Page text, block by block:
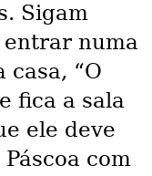
Sigam
entrar numa
casa, “O
fica a sala
ele deve
com